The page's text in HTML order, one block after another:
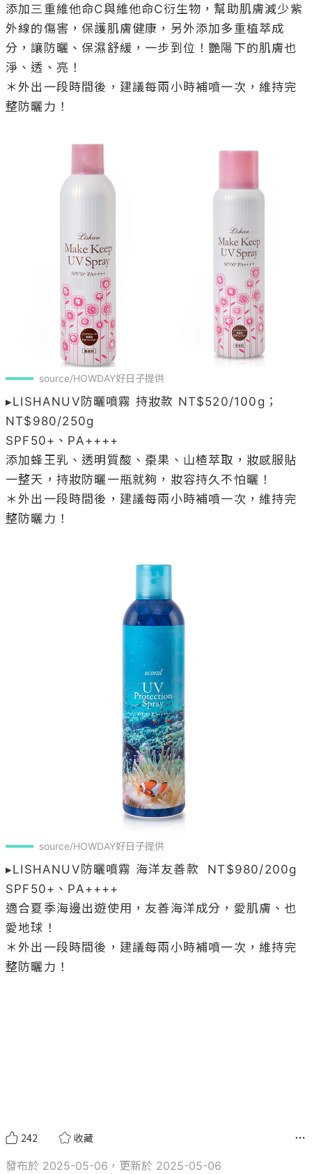
添加三重維他命C與維他命C衍生物，幫助肌膚減少紫
外線的傷害，保護肌膚健康，另外添加多重植萃成
分，讓防曬、保濕舒緩，一步到位！艷陽下的肌膚也
淨、透、亮！
＊外出一段時間後，建議每兩小時補噴一次，維持完
整防曬力！
source/HOWDAY好日子提供
▸LISHANUV防曬噴霧 持妝款 NT$520/100g；
NT$980/250g
SPF50+、PA++++
添加蜂王乳、透明質酸、棗果、山楂萃取，妝感服貼
一整天，持妝防曬一瓶就夠，妝容持久不怕曬！
＊外出一段時間後，建議每兩小時補噴一次，維持完
source/HOWDAY好日子提供
▸LISHANUV防曬噴霧 海洋友善款  NT$980/200g
SPF50+、PA++++
適合夏季海邊出遊使用，友善海洋成分，愛肌膚、也
愛地球！
＊外出一段時間後，建議每兩小時補噴一次，維持完
整防曬力！
242 收藏
發布於 2025-05-06，更新於 2025-05-06